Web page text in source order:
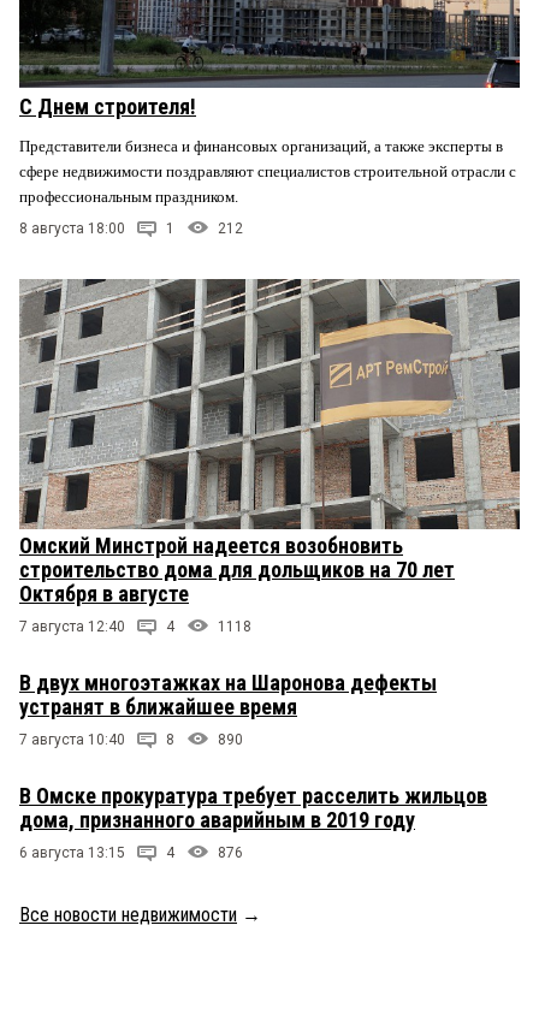
С Днем строителя!
Представители бизнеса и финансовых организаций, а также эксперты в
сфере недвижимости поздравляют специалистов строительной отрасли с
профессиональным праздником.
8 августа 18:00 1 212
Омский Минстрой надеется возобновить
строительство дома для дольщиков на 70 лет
Октября в августе
7 августа 12:40 4 1118
В двух многоэтажках на Шаронова дефекты
устранят в ближайшее время
7 августа 10:40 8 890
В Омске прокуратура требует расселить жильцов
дома, признанного аварийным в 2019 году
6 августа 13:15 4 876
Все новости недвижимости →